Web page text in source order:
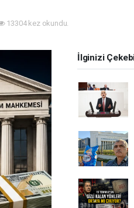
13304 kez okundu.
İlginizi